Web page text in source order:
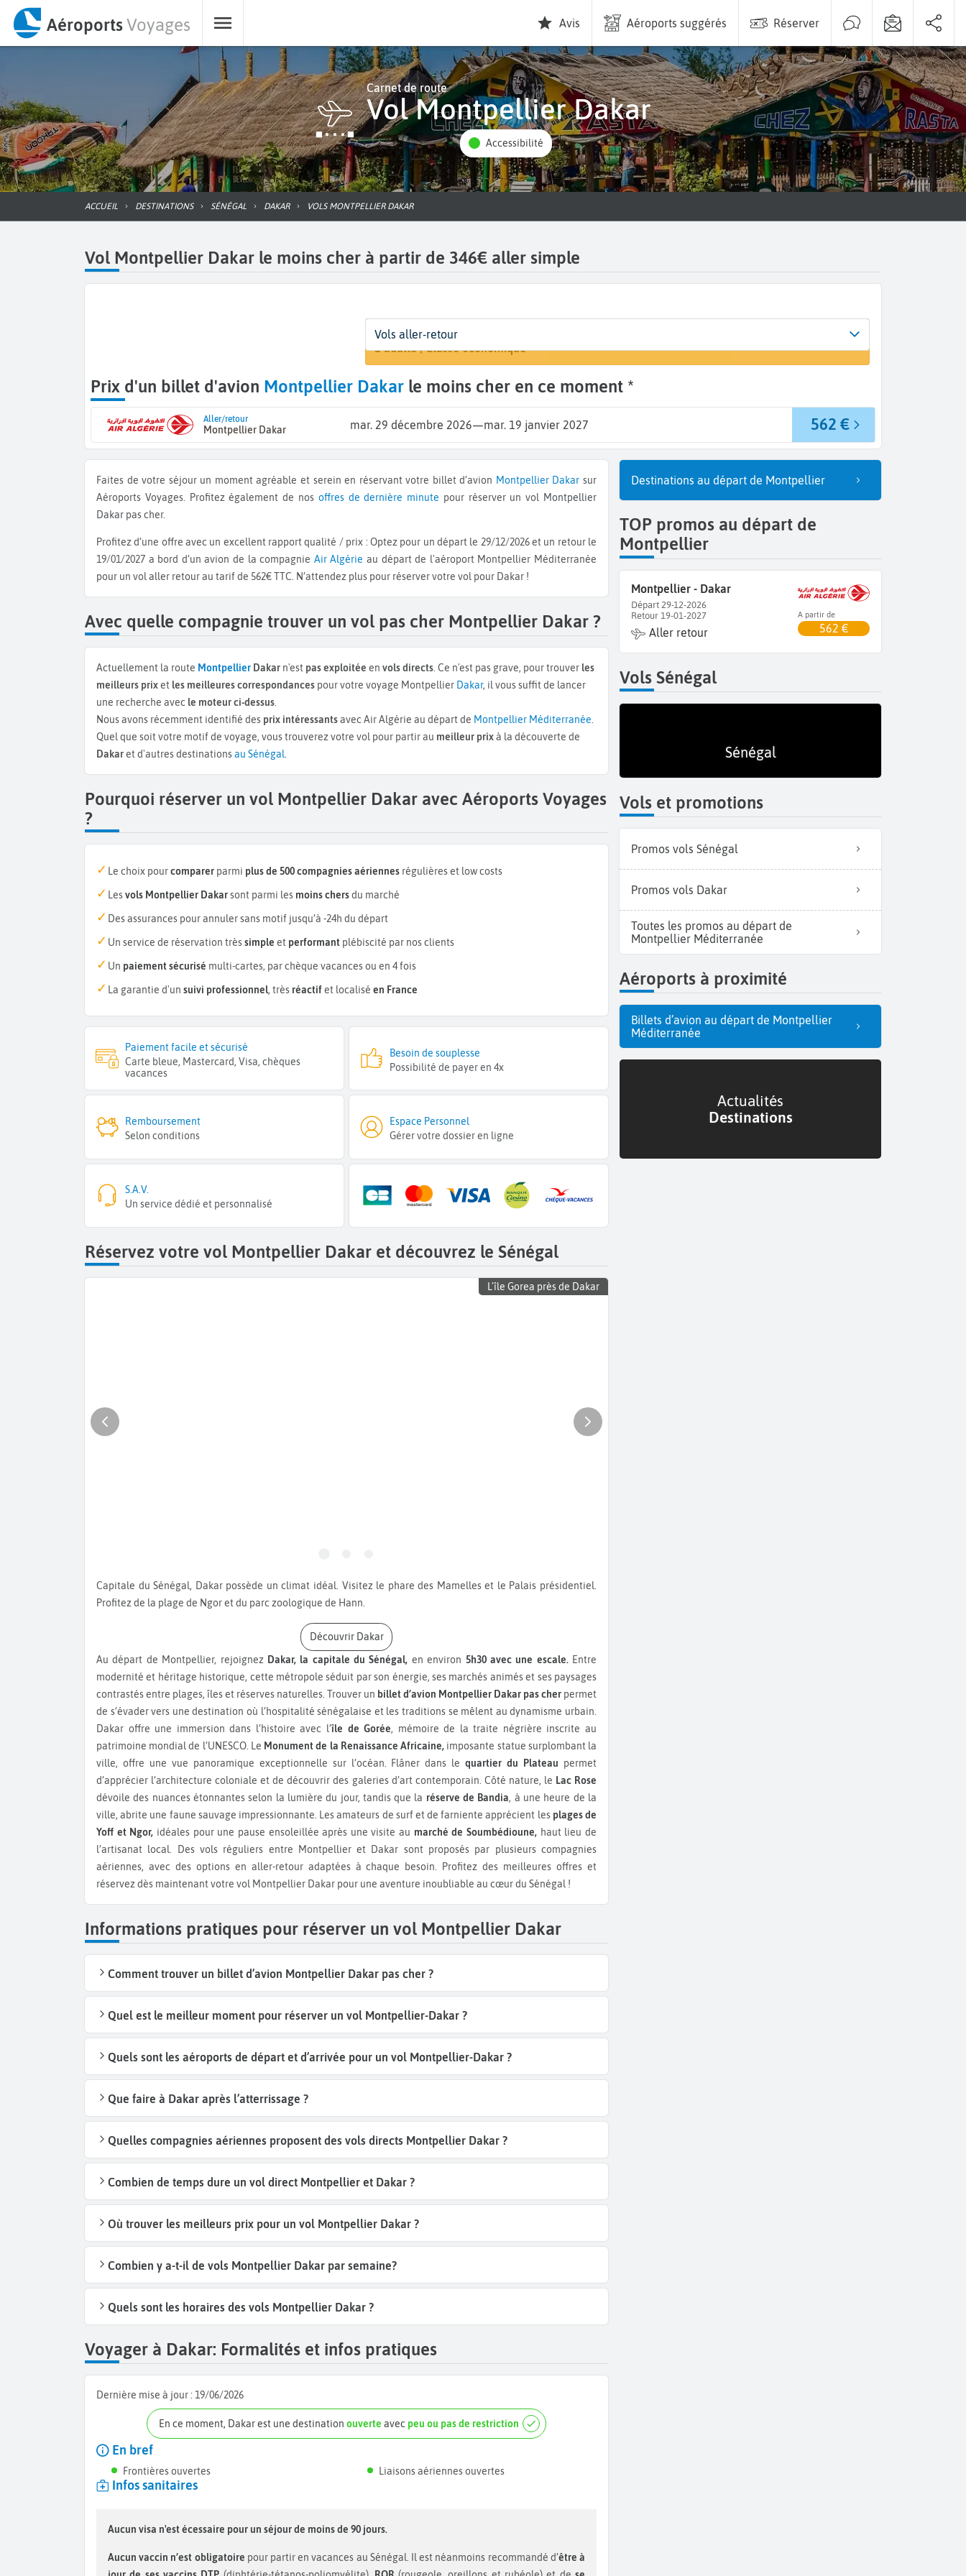
AéroportsVoyages Avis Aéroports suggérés Réserver
Carnet de route
Vol Montpellier Dakar
Accessibilité
ACCUEIL DESTINATIONS SÉNÉGAL DAKAR VOLS MONTPELLIER DAKAR
Vol Montpellier Dakar le moins cher à partir de 346€ aller simple
Départ
Montpellier (MPL) Dakar (DKR)
Dates
29 déc. - 19 janv.
Voyageurs | Classe
1 adulte | Classe économique
Vols aller-retour
Prix d'un billet d'avion Montpellier Dakar le moins cher en ce moment *
Aller/retour
Montpellier Dakar mar. 29 décembre 2026—mar. 19 janvier 2027 562 €
Faites de votre séjour un moment agréable et serein en réservant votre billet d’avion Montpellier Dakar sur
Aéroports Voyages. Profitez également de nos offres de dernière minute pour réserver un vol Montpellier
Dakar pas cher.
Profitez d’une offre avec un excellent rapport qualité / prix : Optez pour un départ le 29/12/2026 et un retour le
19/01/2027 a bord d’un avion de la compagnie Air Algérie au départ de l'aéroport Montpellier Méditerranée
pour un vol aller retour au tarif de 562€ TTC. N’attendez plus pour réserver votre vol pour Dakar !
Avec quelle compagnie trouver un vol pas cher Montpellier Dakar ?
Actuellement la route Montpellier Dakar n'est pas exploitée en vols directs . Ce n'est pas grave, pour trouver les
meilleurs prixet les meilleures correspondances pour votre voyage Montpellier Dakar, il vous suffit de lancer
une recherche avec le moteur ci-dessus
Nous avons récemment identifié des prix intéressantsavec Air Algérie au départ de Montpellier Méditerranée
Quel que soit votre motif de voyage, vous trouverez votre vol pour partir au meilleur prixà la découverte de
Dakaret d'autres destinationsau Sénégal
Pourquoi réserver un vol Montpellier Dakar avec Aéroports Voyages
?
Le choix pourcomparer parmi plus de 500 compagnies aériennes régulières et low costs
Lesvols Montpellier Dakarsont parmi les moins chersdu marché
Des assurances pour annuler sans motif jusqu’à -24h du départ
Un service de réservation trèssimple et performant plébiscité par nos clients
Un paiement sécurisé multi-cartes, par chèque vacances ou en 4 fois
La garantie d'un suivi professionnel, très réactifet localisé en France
Paiement facile et sécurisé
Carte bleue, Mastercard, Visa, chèques
vacances
Besoin de souplesse
Possibilité de payer en 4x
Remboursement
Selon conditions
Espace Personnel
Gérer votre dossier en ligne
S.A.V.
Un service dédié et personnalisé
Réservez votre vol Montpellier Dakar et découvrez le Sénégal
L'île Gorea près de Dakar
Capitale du Sénégal, Dakar possède un climat idéal. Visitez le phare des Mamelles et le Palais présidentiel.
Profitez de la plage de Ngor et du parc zoologique de Hann.
Découvrir Dakar
Au départ de Montpellier, rejoignez Dakar, la capitale du Sénégal, en environ 5h30 avec une escale.Entre
modernité et héritage historique, cette métropole séduit par son énergie, ses marchés animés et ses paysages
contrastés entre plages, îles et réserves naturelles. Trouver un billet d’avion Montpellier Dakar pas cher permet
de s’évader vers une destination où l’hospitalité sénégalaise et les traditions se mêlent au dynamisme urbain.
Dakar offre une immersion dans l’histoire avec l’île de Gorée, mémoire de la traite négrière inscrite au
patrimoine mondial de l’UNESCO. Le Monument de la Renaissance Africaine, imposante statue surplombant la
ville, offre une vue panoramique exceptionnelle sur l’océan. Flâner dans lequartier du Plateau permet
d’apprécier l’architecture coloniale et de découvrir des galeries d’art contemporain. Côté nature, le Lac Rose
dévoile des nuances étonnantes selon la lumière du jour, tandis que la réserve de Bandia, à une heure de la
ville, abrite une faune sauvage impressionnante. Les amateurs de surf et de farniente apprécient lesplages de
Yoff et Ngor, idéales pour une pause ensoleillée après une visite au marché de Soumbédioune, haut lieu de
l’artisanat local. Des vols réguliers entre Montpellier et Dakar sont proposés par plusieurs compagnies
aériennes, avec des options en aller-retour adaptées à chaque besoin. Profitez des meilleures offres et
réservez dès maintenant votre vol Montpellier Dakar pour une aventure inoubliable au cœur du Sénégal !
Informations pratiques pour réserver un vol Montpellier Dakar
Comment trouver un billet d’avion Montpellier Dakar pas cher ?
Quel est le meilleur moment pour réserver un vol Montpellier-Dakar ?
Quels sont les aéroports de départ et d’arrivée pour un vol Montpellier-Dakar ?
Que faire à Dakar après l’atterrissage ?
Quelles compagnies aériennes proposent des vols directs Montpellier Dakar ?
Combien de temps dure un vol direct Montpellier et Dakar ?
Où trouver les meilleurs prix pour un vol Montpellier Dakar ?
Combien y a-t-il de vols Montpellier Dakar par semaine?
Quels sont les horaires des vols Montpellier Dakar ?
Voyager à Dakar: Formalités et infos pratiques
Dernière mise à jour : 19/06/2026
En ce moment, Dakar est une destinationouverte avec peu ou pas de restriction
En bref
Frontières ouvertes Liaisons aériennes ouvertes
Infos sanitaires
Aucun visa n'est écessaire pour un séjour de moins de 90 jours.
Aucun vaccin n’est obligatoire pour partir en vacances au Sénégal. Il est néanmoins recommandé d’être à
Destinations au départ de Montpellier
TOP promos au départ de
Montpellier
Montpellier - Dakar
Départ 29-12-2026
Retour 19-01-2027
Aller retour
A partir de
562 €
Vols Sénégal
Sénégal
Vols et promotions
Promos vols Sénégal
Promos vols Dakar
Toutes les promos au départ de
Montpellier Méditerranée
Aéroports à proximité
Billets d’avion au départ de Montpellier
Méditerranée
Actualités
Destinations